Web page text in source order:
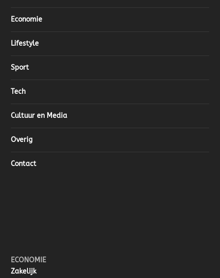
Economie
Lifestyle
Sport
Tech
Cultuur en Media
Overig
Contact
ECONOMIE
Zakelijk